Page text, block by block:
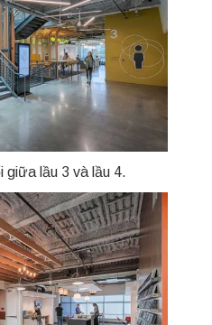
giữa lầu 3 và lầu 4.